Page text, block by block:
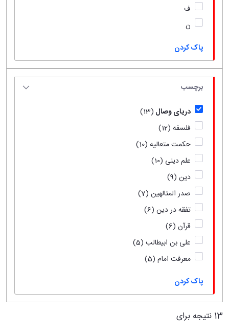
ف
ن
پاک کردن
برچسب
دریای وصال (13)
فلسفه (12)
حکمت متعالیه (10)
علم دینی (10)
دین (9)
صدر المتالهین (7)
تفقه در دین (6)
قرآن (6)
علی بن ابیطالب (5)
معرفت امام (5)
پاک کردن
13 نتیجه برای